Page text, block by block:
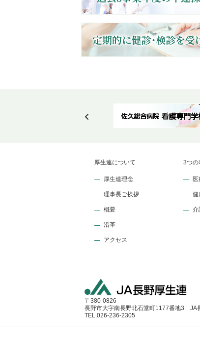
厚生連について
厚生連理念
理事長ご挨拶
概要
沿革
アクセス
3つの
健
介
〒380-0826
長野市大字南長野北石堂町1177番地3 JA
TEL.026-236-2305